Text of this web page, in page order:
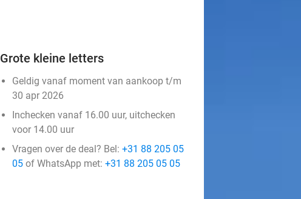
Grote kleine letters
Geldig vanaf moment van aankoop t/m
30 apr 2026
Inchecken vanaf 16.00 uur, uitchecken
voor 14.00 uur
Vragen over de deal? Bel: +31 88 205 05
05 of WhatsApp met: +31 88 205 05 05